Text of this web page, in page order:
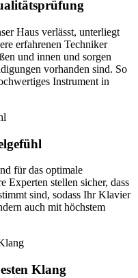
Haus verlässt, unterliegt
erfahrenen Techniker
und innen und sorgen
vorhanden sind. So
Instrument in
für das optimale
Experten stellen sicher, dass
sind, sodass Ihr Klavier
auch mit höchstem
Klang